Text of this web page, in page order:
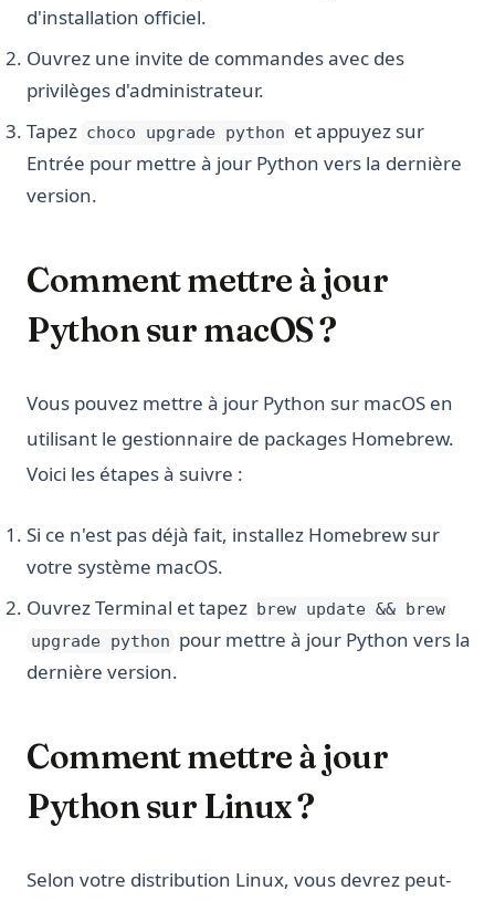
d'installation officiel.
Ouvrez une invite de commandes avec des
privilèges d'administrateur.
Tapez choco upgrade python et appuyez sur
Entrée pour mettre à jour Python vers la dernière
version.
Comment mettre à jour
Python sur macOS ?
Vous pouvez mettre à jour Python sur macOS en
utilisant le gestionnaire de packages Homebrew.
Voici les étapes à suivre :
Si ce n'est pas déjà fait, installez Homebrew sur
votre système macOS.
Ouvrez Terminal et tapez brew update && brew
upgrade python pour mettre à jour Python vers la
dernière version.
Comment mettre à jour
Python sur Linux ?
Selon votre distribution Linux, vous devrez peut-